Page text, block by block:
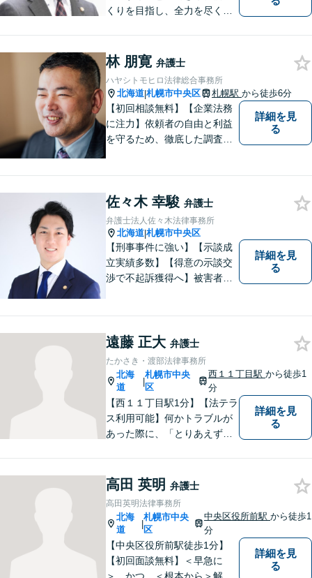
くりを目指し、全力を尽くし
ビスのご提供を心がけており
ます。
林 朋寛 弁護士
ハヤシトモヒロ法律総合事務所
北海道|札幌市中央区 札幌駅 から徒歩6分
【初回相談無料】【企業法務
に注力】依頼者の自由と利益
を守るため、徹底した調査・
やすい説明をすること、動き
のあった都度の報告をして、
依頼者の不安や疑問の解消に
努めています。
詳細を見
る
佐々木 幸駿 弁護士
弁護士法人佐々木法律事務所
北海道|札幌市中央区
【刑事事件に強い】【示談成
立実績多数】【得意の示談交
渉で不起訴獲得へ】被害者感
早い釈放へ！離婚トラブル／
交通事故被害の方の対応実績
多数
詳細を見
る
遠藤 正大 弁護士
たかさき・渡部法律事務所
北海
道
|
札幌市中央
区
西１１丁目駅から徒歩1
分
【西１１丁目駅1分】【法テラ
ス利用可能】何かトラブルが
あった際に、「とりあえずあ
るような弁護士を目指してい
ます。丁寧にお話を伺い、不
安解消のお手伝いをさせてい
ただきます。
詳細を見
る
高田 英明 弁護士
高田英明法律事務所
北海
道
|
札幌市中央
区
中央区役所前駅から徒歩1
分
【中央区役所前駅徒歩1分】
【初回面談無料】＜早急に
詳細を見
る